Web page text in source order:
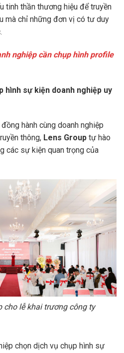
tinh thần thương hiệu để truyền
mà chỉ những đơn vị có tư duy
nghiệp cần chụp hình profile
hình sự kiện doanh nghiệp uy
hành cùng doanh nghiệp
thông, Lens Group tự hào
các sự kiện quan trọng của
cho lễ khai trương công ty
chọn dịch vụ chụp hình sự